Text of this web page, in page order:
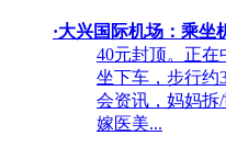
·大兴国际机场：乘坐
40元封顶。正
坐下车，步行约
会资讯，妈妈拆
嫁医美...